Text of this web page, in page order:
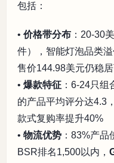
包括：
• 价格带分布 ：20-30
件），智能灯泡品类
售价144.98美元仍稳居
• 爆款特征 ：6-24只
的产品平均评分达4.3
款式复购率提升40%
• 物流优势 ：83%产
BSR排名1,500以内，